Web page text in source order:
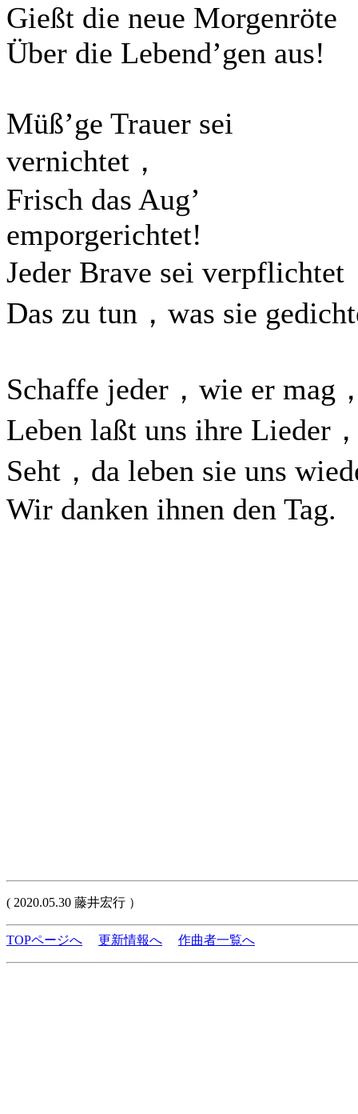
Gießt die neue Morgenröte
Über die Lebend’gen aus!
Müß’ge Trauer sei
vernichtet，
Frisch das Aug’
emporgerichtet!
Jeder Brave sei verpflichtet
Das zu tun，was sie
Schaffe jeder，wie er mag
Leben laßt uns ihre Lieder
Seht，da leben sie uns
Wir danken ihnen den Tag.
( 2020.05.30 藤井宏行 ）
TOPページへ 更新情報へ 作曲者一覧へ